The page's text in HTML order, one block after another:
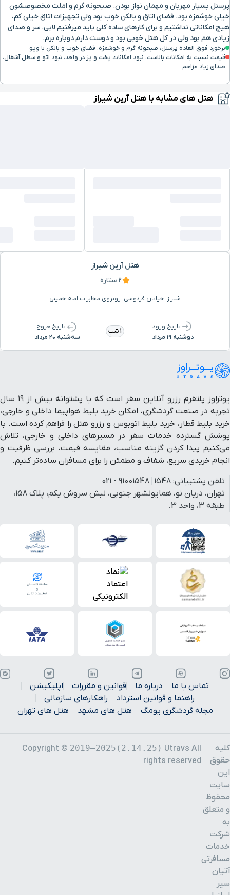
پرسنل بسیار مهربان و مهمان نواز بودن. صبحونه گرم و املت مخصوصشون
خیلی خوشمزه بود. فضای اتاق و بالکن خوب بود ولی تجهیزات اتاق خیلی کم،
هیچ امکاناتی نداشتیم و برای کارهای ساده کلی باید میرفتیم لابی. سر و صدای
زیادی هم بود ولی در کل هتل خوبی بود و دوست دارم دوباره برم.
برخورد فوق العاده پرسنل، صبحونه گرم و خوشمزه، فضای خوب و بالکن با ویو
قیمت نسبت به امکانات بالاست، نبود امکانات پخت و پز در واحد، نبود اتو و سطل آشغال،
صدای زیاد مزاحم
هتل های مشابه با هتل آرین شیراز
هتل آرین شیراز
2 ستاره
شیراز، خیابان فردوسی، روبروی مخابرات امام خمینی
تاریخ ورود
دوشنبه ۱۹ مرداد
1 شب
تاریخ خروج
سه‌شنبه ۲۰ مرداد
یوتراوز پلتفرم رزرو آنلاین سفر است که با پشتوانه بیش از ۱۹ سال
تجربه در صنعت گردشگری، امکان خرید بلیط هواپیما داخلی و خارجی،
خرید بلیط قطار، خرید بلیط اتوبوس و رزرو هتل را فراهم کرده است. با
پوشش گسترده خدمات سفر در مسیرهای داخلی و خارجی، تلاش
می‌کنیم پیدا کردن گزینه مناسب، مقایسه قیمت، بررسی ظرفیت و
انجام خریدی سریع، شفاف و مطمئن را برای مسافران ساده‌تر کنیم.
تلفن پشتیبانی: 1548
91001548 - 021
تهران، دریان نو، همایونشهر جنوبی، نبش سروش یکم، پلاک 158،
طبقه 3، واحد 3.
تماس با ما درباره ما قوانین و مقررات
اپلیکیشن
راهنما و قوانین استرداد
راهکارهای سازمانی
مجله گردشگری یومگ
هتل های مشهد هتل های تهران
کلیه
حقوق
این
سایت
محفوظ
و متعلق
به
شرکت
خدمات
مسافرتی
آتیان
سیر
Copyright © 2019–2025(2.14.25) Utravs All
rights reserved